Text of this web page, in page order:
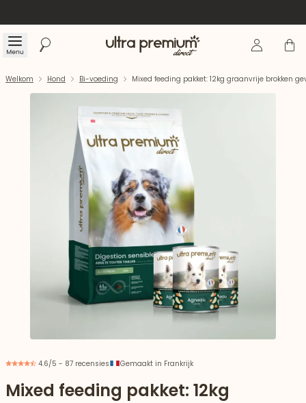
Menu Zoeken Welkom Inloggen
Welkom Hond Bi-voeding Mixed feeding pakket: 12kg graanvrije brokken
4.6/5 - 87 recensies Gemaakt in Frankrijk
Mixed feeding pakket: 12kg